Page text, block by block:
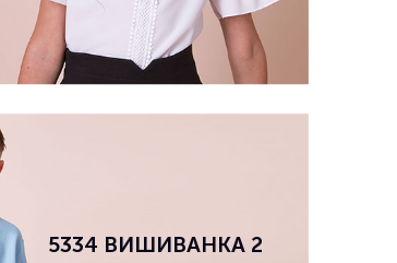
5334 ВИШИВАНКА 2